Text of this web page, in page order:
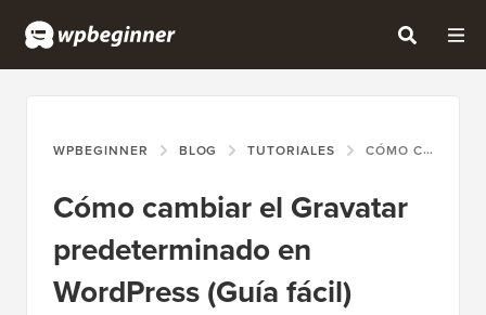
WPBEGINNER BLOG TUTORIALES CÓMO CAMBIAR EL GRAVATAR PREDETERMINADO EN WORDPRESS (GUÍA FÁCIL)
Cómo cambiar el Gravatar
predeterminado en
WordPress (Guía fácil)